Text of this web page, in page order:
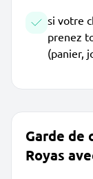
si votre
prenez
(panier,
Garde de
Royas